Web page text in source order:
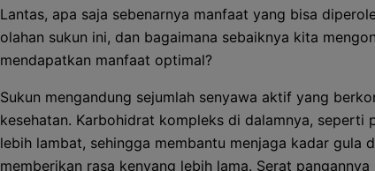
Lantas, apa saja sebenarnya manfaat yang bisa
olahan sukun ini, dan bagaimana sebaiknya kita
mendapatkan manfaat optimal?
Sukun mengandung sejumlah senyawa aktif yang
kesehatan. Karbohidrat kompleks di dalamnya, seperti
lebih lambat, sehingga membantu menjaga kadar gula
memberikan rasa kenyang lebih lama. Serat